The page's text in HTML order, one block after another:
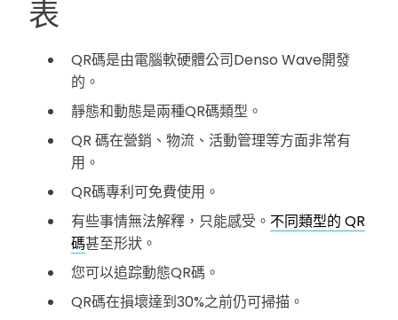
表
QR碼是由電腦軟硬體公司Denso Wave開發
的。
靜態和動態是兩種QR碼類型。
QR 碼在營銷、物流、活動管理等方面非常有
用。
QR碼專利可免費使用。
有些事情無法解釋，只能感受。 不同類型的 QR
碼甚至形狀。
您可以追踪動態QR碼。
QR碼在損壞達到30%之前仍可掃描。